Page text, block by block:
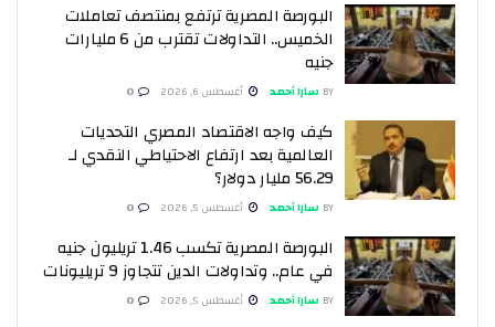
البورصة المصرية ترتفع بمنتصف تعاملات
الخميس.. التداولات تقترب من 6 مليارات
جنيه
BY سارا أحمد أغسطس 6, 2026
كيف واجه الاقتصاد المصري التحديات
العالمية بعد ارتفاع الاحتياطي النقدي لـ
56.29 مليار دولار؟
BY سارا أحمد أغسطس 5, 2026
البورصة المصرية تكسب 1.46 تريليون جنيه
في عام.. وتداولات الدين تتجاوز 9 تريليونات
BY سارا أحمد أغسطس 5, 2026